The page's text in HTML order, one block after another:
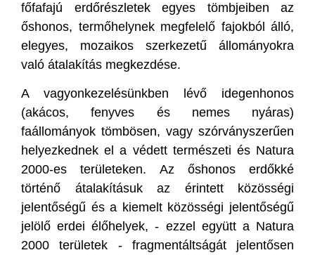
főfafajú erdőrészletek egyes tömbjeiben az
őshonos, termőhelynek megfelelő fajokból álló,
elegyes, mozaikos szerkezetű állományokra
való átalakítás megkezdése.
A vagyonkezelésünkben lévő idegenhonos
(akácos, fenyves és nemes nyáras)
faállományok tömbösen, vagy szórványszerűen
helyezkednek el a védett természeti és Natura
2000-es területeken. Az őshonos erdőkké
történő átalakításuk az érintett közösségi
jelentőségű és a kiemelt közösségi jelentőségű
jelölő erdei élőhelyek, - ezzel együtt a Natura
2000 területek - fragmentáltságát jelentősen